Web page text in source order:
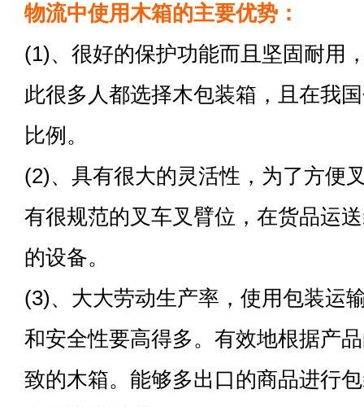
物流中使用木箱的主要优势：
(1)、很好的保护功能而且坚固耐用
此很多人都选择木包装箱，且在我
比例。
(2)、具有很大的灵活性，为了方便
有很规范的叉车叉臂位，在货品运
的设备。
(3)、大大劳动生产率，使用包装运
和安全性要高得多。有效地根据产
致的木箱。能够多出口的商品进行